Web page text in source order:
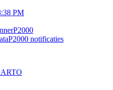
PM
P2000
P2000 notificaties